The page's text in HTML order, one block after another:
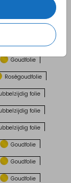
Goudfolie
Goudfolie
Roségoudfolie
folie
folie
folie
Goudfolie
Goudfolie
Goudfolie